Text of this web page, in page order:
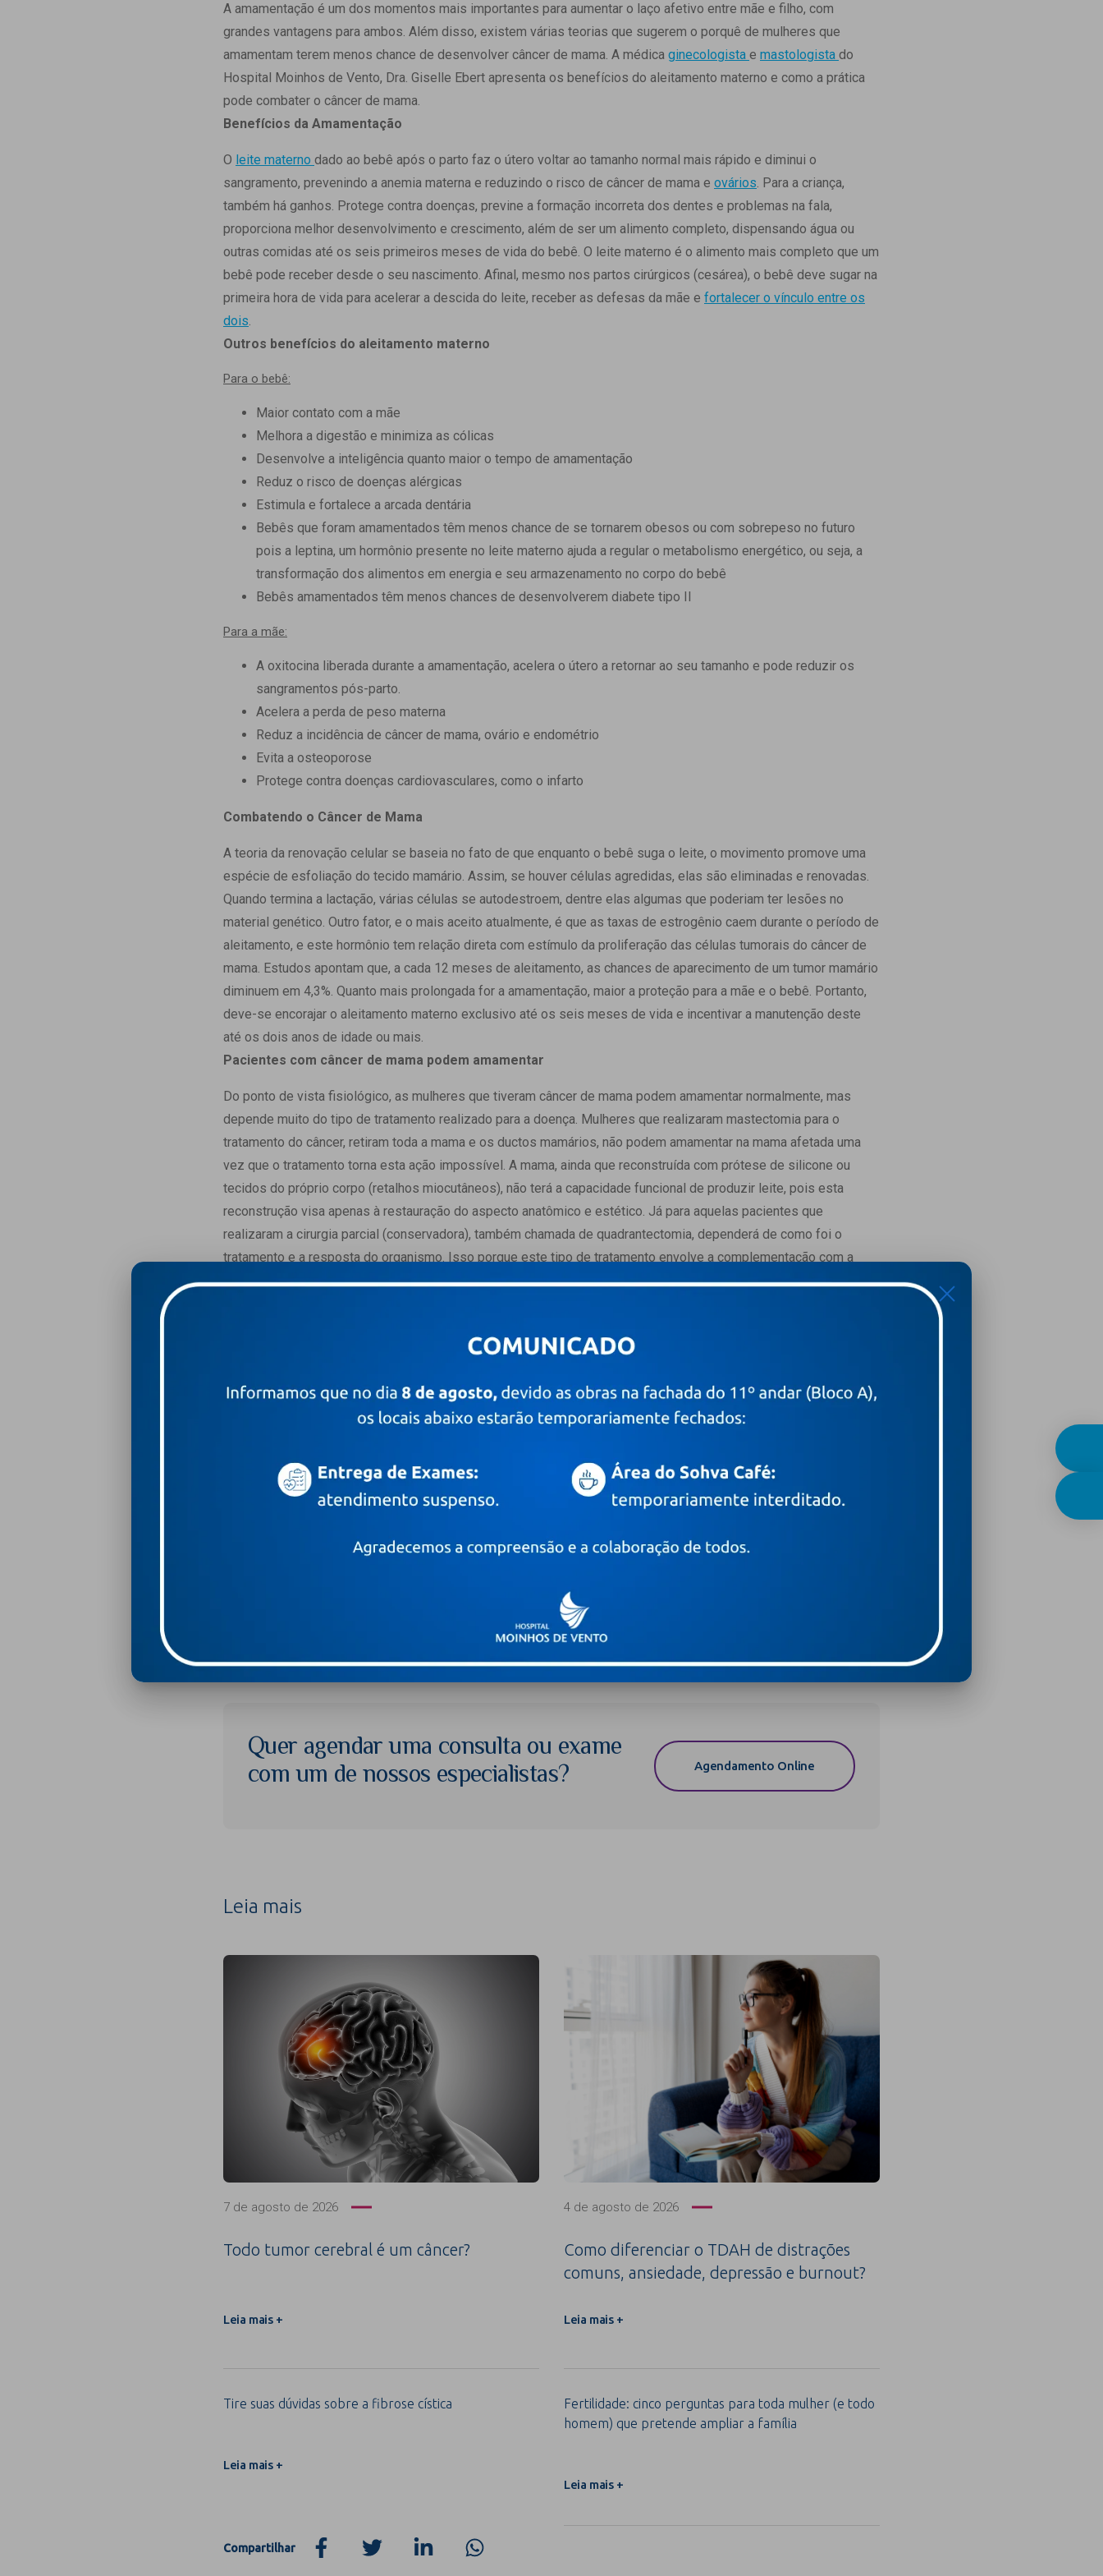
Estrutura de Gestão
Exames - Portal Médico
Farmácia
Fisioterapia
Quem Somos
Responsabilidade Ambiental
Responsabilidade Social
Tele Interconsultas
Cabine Telemedicina
A amamentação é um dos momentos mais importantes para aumentar o laço afetivo entre mãe e filho, com
grandes vantagens para ambos. Além disso, existem várias teorias que sugerem o porquê de mulheres que
amamentam terem menos chance de desenvolver câncer de mama. A médica ginecologista e mastologista do
Hospital Moinhos de Vento, Dra. Giselle Ebert apresenta os benefícios do aleitamento materno e como a prática
pode combater o câncer de mama.
Benefícios da Amamentação
O leite materno dado ao bebê após o parto faz o útero voltar ao tamanho normal mais rápido e diminui o
sangramento, prevenindo a anemia materna e reduzindo o risco de câncer de mama e ovários. Para a criança,
também há ganhos. Protege contra doenças, previne a formação incorreta dos dentes e problemas na fala,
proporciona melhor desenvolvimento e crescimento, além de ser um alimento completo, dispensando água ou
outras comidas até os seis primeiros meses de vida do bebê. O leite materno é o alimento mais completo que um
bebê pode receber desde o seu nascimento. Afinal, mesmo nos partos cirúrgicos (cesárea), o bebê deve sugar na
primeira hora de vida para acelerar a descida do leite, receber as defesas da mãe e fortalecer o vínculo entre os
dois.
Outros benefícios do aleitamento materno
Para o bebê:
Maior contato com a mãe
Melhora a digestão e minimiza as cólicas
Desenvolve a inteligência quanto maior o tempo de amamentação
Reduz o risco de doenças alérgicas
Estimula e fortalece a arcada dentária
Bebês que foram amamentados têm menos chance de se tornarem obesos ou com sobrepeso no futuro
pois a leptina, um hormônio presente no leite materno ajuda a regular o metabolismo energético, ou seja, a
transformação dos alimentos em energia e seu armazenamento no corpo do bebê
Bebês amamentados têm menos chances de desenvolverem diabete tipo II
Para a mãe:
A oxitocina liberada durante a amamentação, acelera o útero a retornar ao seu tamanho e pode reduzir os
sangramentos pós-parto.
Acelera a perda de peso materna
Reduz a incidência de câncer de mama, ovário e endométrio
Evita a osteoporose
Protege contra doenças cardiovasculares, como o infarto
Combatendo o Câncer de Mama
A teoria da renovação celular se baseia no fato de que enquanto o bebê suga o leite, o movimento promove uma
espécie de esfoliação do tecido mamário. Assim, se houver células agredidas, elas são eliminadas e renovadas.
Quando termina a lactação, várias células se autodestroem, dentre elas algumas que poderiam ter lesões no
material genético. Outro fator, e o mais aceito atualmente, é que as taxas de estrogênio caem durante o período de
aleitamento, e este hormônio tem relação direta com estímulo da proliferação das células tumorais do câncer de
mama. Estudos apontam que, a cada 12 meses de aleitamento, as chances de aparecimento de um tumor mamário
diminuem em 4,3%. Quanto mais prolongada for a amamentação, maior a proteção para a mãe e o bebê. Portanto,
deve-se encorajar o aleitamento materno exclusivo até os seis meses de vida e incentivar a manutenção deste
até os dois anos de idade ou mais.
Pacientes com câncer de mama podem amamentar
Do ponto de vista fisiológico, as mulheres que tiveram câncer de mama podem amamentar normalmente, mas
depende muito do tipo de tratamento realizado para a doença. Mulheres que realizaram mastectomia para o
tratamento do câncer, retiram toda a mama e os ductos mamários, não podem amamentar na mama afetada uma
vez que o tratamento torna esta ação impossível. A mama, ainda que reconstruída com prótese de silicone ou
tecidos do próprio corpo (retalhos miocutâneos), não terá a capacidade funcional de produzir leite, pois esta
reconstrução visa apenas à restauração do aspecto anatômico e estético. Já para aquelas pacientes que
realizaram a cirurgia parcial (conservadora), também chamada de quadrantectomia, dependerá de como foi o
tratamento e a resposta do organismo. Isso porque este tipo de tratamento envolve a complementação com a
radioterapia e a irradiação da mama afeta as células responsáveis pela produção de leite. Esta mama também terá
não tenha sido muito agressivo, esta mama ainda que com alguma limitação na produção do leite, poderá fabricá-
situação mais comum, a outra mama (saudável) continuará produzindo leite normalmente e também terá o seu
desenvolvimento habitual durante a gravidez, pois o tratamento realizado não afeta esta mama.
Após o tratamento para o câncer de mama é muito importante o seguimento e acompanhamento da paciente pelo
Mastologistacom auxílio de profissionais dos bancos de leite para aumentar as chances de sucesso na
iniciando tratamentos ou orientações quanto à produção de leite, a apojadura (descida do leite), pega correta do
Fonte: Dra. Giselle Ebert (33671), médica ginecologista e mastologista do Hospital Moinhos de Vento.
Quer agendar uma consulta ou exame
com um de nossos especialistas?
Agendamento Online
Leia mais
7 de agosto de 2026
Todo tumor cerebral é um câncer?
Leia mais +
4 de agosto de 2026
Como diferenciar o TDAH de distrações
comuns, ansiedade, depressão e burnout?
Leia mais +
Tire suas dúvidas sobre a fibrose cística
Leia mais +
Fertilidade: cinco perguntas para toda mulher (e todo
homem) que pretende ampliar a família
Leia mais +
Compartilhar
X